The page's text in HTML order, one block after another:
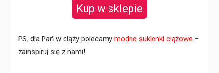
Kup w sklepie
PS. dla Pań w ciąży polecamy modne sukienki ciążowe –
zainspiruj się z nami!